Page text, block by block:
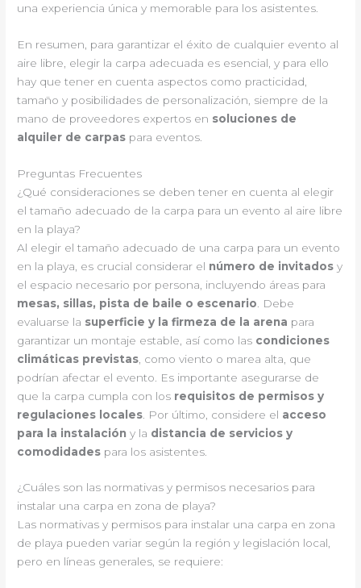
una experiencia única y memorable para los asistentes.
En resumen, para garantizar el éxito de cualquier evento al
aire libre, elegir la carpa adecuada es esencial, y para ello
hay que tener en cuenta aspectos como practicidad,
tamaño y posibilidades de personalización, siempre de la
mano de proveedores expertos en soluciones de
alquiler de carpas para eventos.
Preguntas Frecuentes
¿Qué consideraciones se deben tener en cuenta al elegir
el tamaño adecuado de la carpa para un evento al aire libre
en la playa?
Al elegir el tamaño adecuado de una carpa para un evento
en la playa, es crucial considerar el número de invitados y
el espacio necesario por persona, incluyendo áreas para
mesas, sillas, pista de baile o escenario . Debe
evaluarse la superficie y la firmeza de la arena para
garantizar un montaje estable, así como las condiciones
climáticas previstas , como viento o marea alta, que
podrían afectar el evento. Es importante asegurarse de
que la carpa cumpla con los requisitos de permisos y
regulaciones locales . Por último, considere el acceso
para la instalación y la distancia de servicios y
comodidades para los asistentes.
¿Cuáles son las normativas y permisos necesarios para
instalar una carpa en zona de playa?
Las normativas y permisos para instalar una carpa en zona
de playa pueden variar según la región y legislación local,
pero en líneas generales, se requiere: